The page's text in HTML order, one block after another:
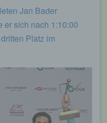
Jan Bader
er sich nach 1:10:00
Platz im